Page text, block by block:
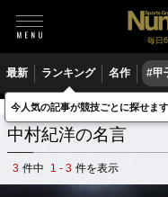
毎日
最新 ランキング 名作 #甲
スポーツ名言集 ナ 中村紀洋
中村紀洋の名言
3 件中 1 - 3 件を表示
今人気の記事が競技ごとに探せます